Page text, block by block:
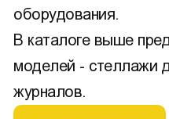
оборудования.
В каталоге выше
моделей - стеллажи
журналов.